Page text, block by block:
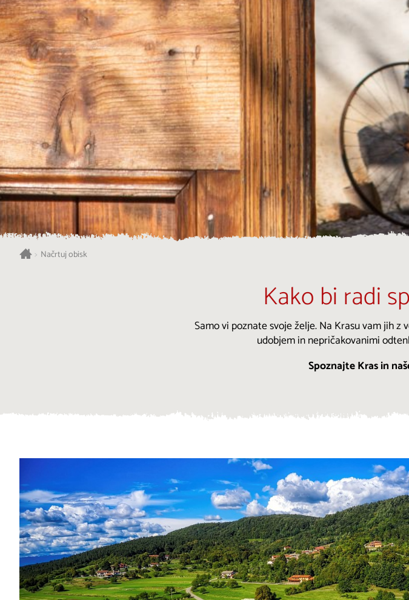
> Načrtuj obisk
Kako bi radi
Samo vi poznate svoje želje. Na Krasu vam jih
udobjem in nepričakovanimi
Spoznajte Kras in